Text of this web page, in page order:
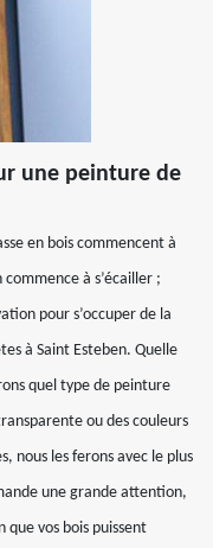
une peinture de
en bois commencent à
à s’écailler ;
pour s’occuper de la
à Saint Esteben. Quelle
quel type de peinture
ou des couleurs
nous les ferons avec le plus
une grande attention,
que vos bois puissent